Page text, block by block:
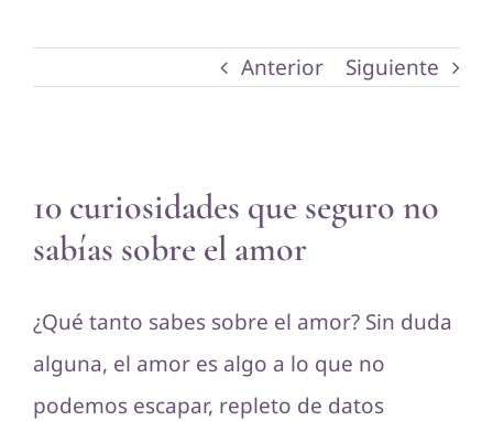
Anterior Siguiente
imagen
más
10 curiosidades que seguro no
sabías sobre el amor
¿Qué tanto sabes sobre el amor? Sin duda
alguna, el amor es algo a lo que no
podemos escapar, repleto de datos